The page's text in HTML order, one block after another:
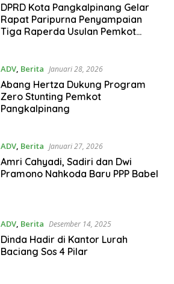
DPRD Kota Pangkalpinang Gelar
Rapat Paripurna Penyampaian
Tiga Raperda Usulan Pemkot
ADV, Berita Januari 28, 2026
Abang Hertza Dukung Program
Zero Stunting Pemkot
Pangkalpinang
ADV, Berita Januari 27, 2026
Amri Cahyadi, Sadiri dan Dwi
Pramono Nahkoda Baru PPP Babel
ADV, Berita Desember 14, 2025
Dinda Hadir di Kantor Lurah
Baciang Sos 4 Pilar